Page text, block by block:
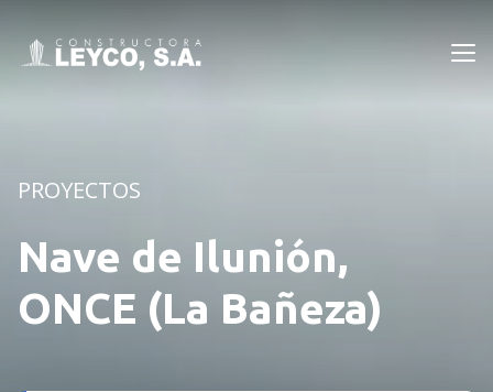
Leyco
PROYECTOS
Nave de Ilunión,
ONCE (La Bañeza)